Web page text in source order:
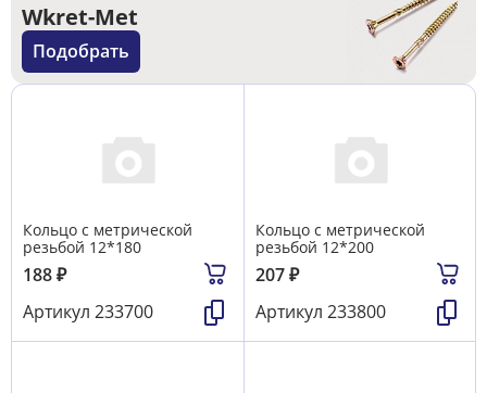
Wkret-Met
Подобрать
Кольцо с метрической
резьбой 12*180
188₽
Артикул 233700
Кольцо с метрической
резьбой 12*200
207₽
Артикул 233800